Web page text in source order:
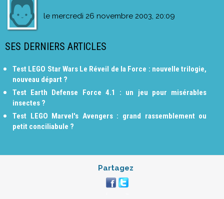
le mercredi 26 novembre 2003, 20:09
SES DERNIERS ARTICLES
Test LEGO Star Wars Le Réveil de la Force : nouvelle trilogie,
nouveau départ ?
Test Earth Defense Force 4.1 : un jeu pour misérables
insectes ?
Test LEGO Marvel's Avengers : grand rassemblement ou
petit conciliabule ?
Partagez